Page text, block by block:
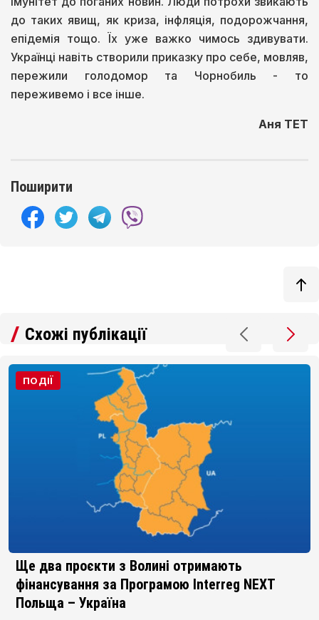
до таких явищ, як криза, інфляція, подорожчання,
епідемія тощо. Їх уже важко чимось здивувати.
Українці навіть створили приказку про себе, мовляв,
пережили голодомор та Чорнобиль - то
переживемо і все інше.
Аня ТЕТ
Поширити
Схожі публікації
ПОДІЇ
Ще два проєкти з Волині отримають
фінансування за Програмою Interreg NEXT
Польща – Україна